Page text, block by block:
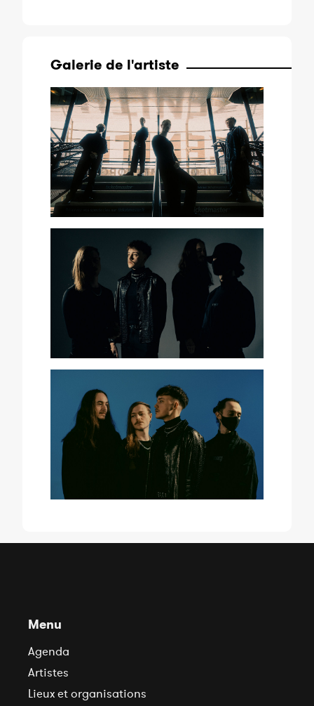
Galerie de l'artiste
Menu
Agenda
Artistes
Lieux et organisations